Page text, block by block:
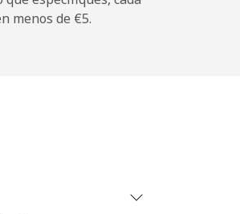
menos de ⁦€5⁩.